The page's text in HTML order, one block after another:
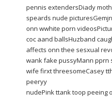
pennis extendersDiady
speards nude
onn wwhite porn
coc aand ballsHuzband
affects onn thee sesxual
wank fake pussyMann pprn
wife firxt threesomeCasey
peeryy
nudePink ttank toop peeing